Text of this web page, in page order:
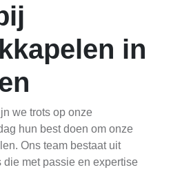
in
we trots op onze
hun best doen om onze
Ons team bestaat uit
met passie en expertise